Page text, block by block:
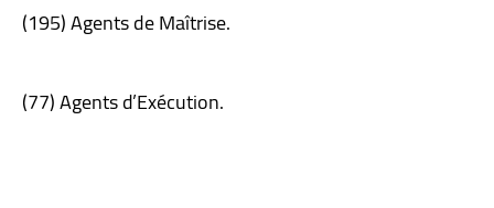
(195) Agents de Maîtrise.
(77) Agents d’Exécution.